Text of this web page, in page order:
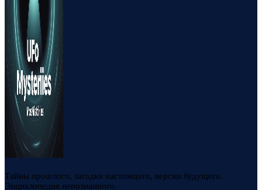
Тайны прошлого, загадки настоящего, версии будущего.
Энциклопедия непознанного.